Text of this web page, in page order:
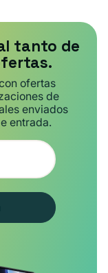
tanto de
ofertas
de
enviados
entrada.